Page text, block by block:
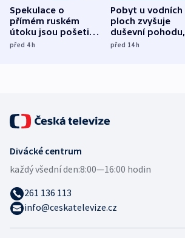
Spekulace o
přímém ruském
útoku jsou pošetilé,
míní estonský
před 4h
Pobyt u vodních
ploch zvyšuje
duševní pohodu,
ukázala
před 14h
Divácké centrum
každý všední den:8:00—16:00 hodin
261 136 113
info@ceskatelevize.cz